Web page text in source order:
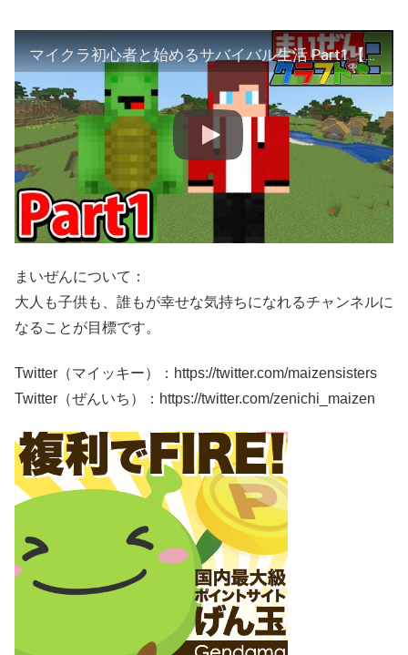
マイクラ初心者と始めるサバイバル生活 Part1【まいぜんクラフト３・マインクラフト・まいくら】
まいぜんについて：
大人も子供も、誰もが幸せな気持ちになれるチャンネルに
なることが目標です。
Twitter（マイッキー）：https://twitter.com/maizensisters
Twitter（ぜんいち）：https://twitter.com/zenichi_maizen